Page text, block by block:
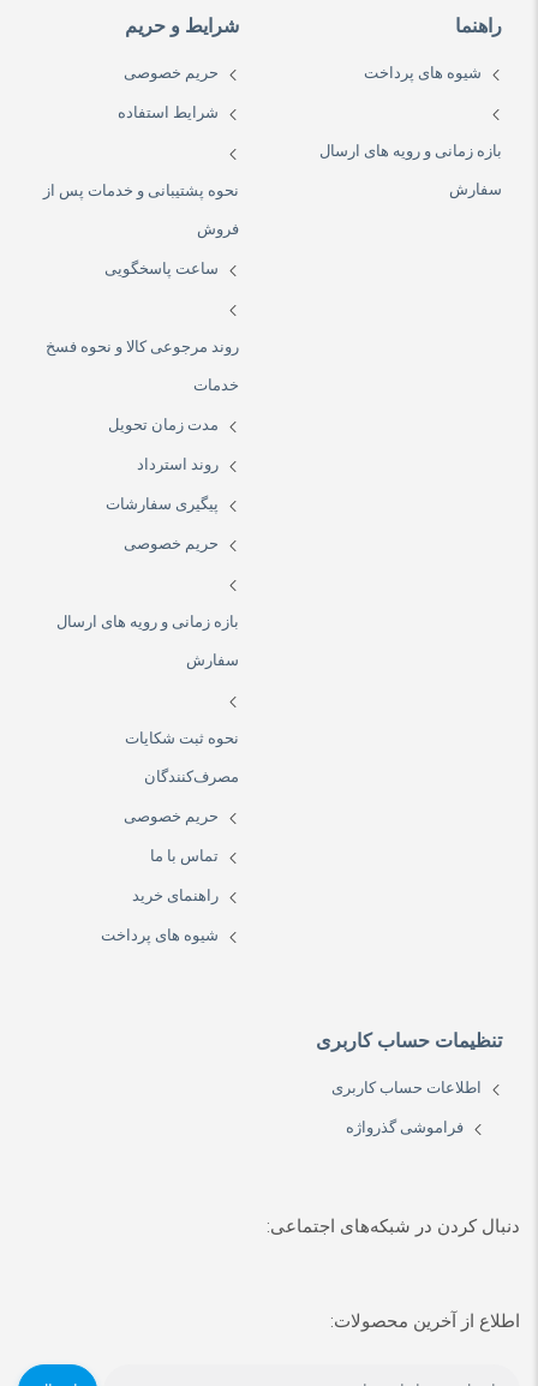
راهنما
شیوه های پرداخت
بازه زمانی و رویه های ارسال
سفارش
شرایط و حریم
حریم خصوصی
شرایط استفاده
نحوه پشتیبانی و خدمات پس از
فروش
ساعت پاسخگویی
روند مرجوعی کالا و نحوه فسخ
خدمات
مدت زمان تحویل
روند استرداد
پیگیری سفارشات
حریم خصوصی
بازه زمانی و رویه های ارسال
سفارش
نحوه ثبت شکایات
مصرف‌کنندگان
حریم خصوصی
تماس با ما
راهنمای خرید
شیوه های پرداخت
تنظیمات حساب کاربری
اطلاعات حساب کاربری
فراموشی گذرواژه
دنبال کردن در شبکه‌های اجتماعی:
اطلاع از آخرین محصولات: